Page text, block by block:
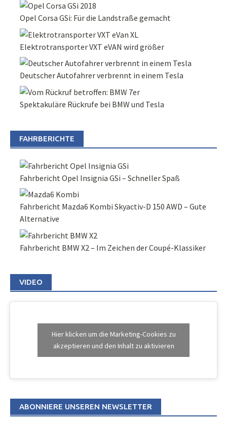
Opel Corsa GSi: Für die Landstraße gemacht
Elektrotransporter VXT eVAN wird größer
Deutscher Autofahrer verbrennt in einem Tesla
Spektakuläre Rückrufe bei BMW und Tesla
FAHRBERICHTE
Fahrbericht Opel Insignia GSi – Schneller Spaß
Fahrbericht Mazda6 Kombi Skyactiv-D 150 AWD – Gute
Alternative
Fahrbericht BMW X2 – Im Zeichen der Coupé-Klassiker
VIDEO
Hier klicken um die Marketing-Cookies zu
akzeptieren und den Inhalt zu aktivieren
ABONNIERE UNSEREN NEWSLETTER